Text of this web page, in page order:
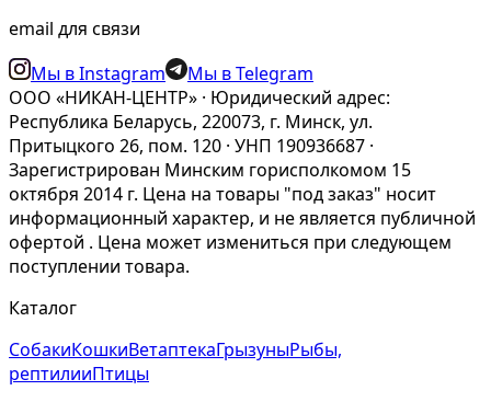
email для связи
Мы в Instagram
Мы в Telegram
ООО «НИКАН-ЦЕНТР» · Юридический адрес:
Республика Беларусь, 220073, г. Минск, ул.
Притыцкого 26, пом. 120 · УНП 190936687 ·
Зарегистрирован Минским горисполкомом 15
октября 2014 г. Цена на товары "под заказ" носит
информационный характер, и не является публичной
офертой . Цена может измениться при следующем
поступлении товара.
Каталог
СобакиКошкиВетаптекаГрызуныРыбы,
рептилииПтицы